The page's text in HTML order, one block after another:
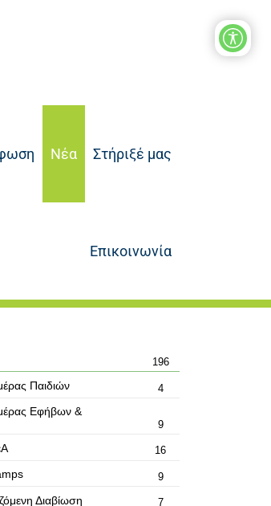
Νέα Στήριξέ μας
Επικοινωνία
196
Παιδιών 4
Εφήβων &
9
16
9
Διαβίωση 7